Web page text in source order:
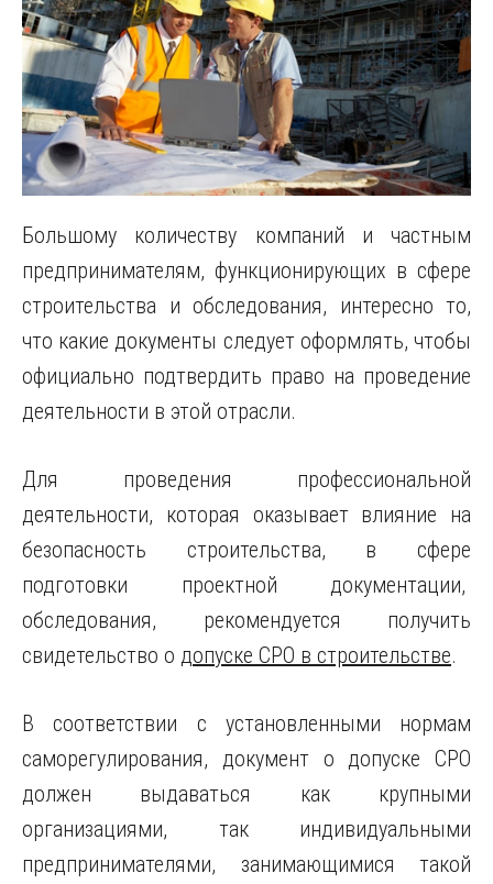
Большому количеству компаний и частным
предпринимателям, функционирующих в сфере
строительства и обследования, интересно то,
что какие документы следует оформлять, чтобы
официально подтвердить право на проведение
деятельности в этой отрасли.
Для проведения профессиональной
деятельности, которая оказывает влияние на
безопасность строительства, в сфере
подготовки проектной документации,
обследования, рекомендуется получить
свидетельство о допуске СРО в строительстве.
В соответствии с установленными нормам
саморегулирования, документ о допуске СРО
должен выдаваться как крупными
организациями, так индивидуальными
предпринимателями, занимающимися такой